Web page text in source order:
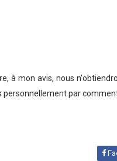
à mon avis, nous
personnellement par